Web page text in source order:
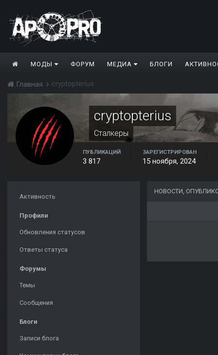
МОДЫ ФОРУМ МЕДИА БЛОГИ
Главная cryptopterius
cryptopterius
Сталкеры
ПУБЛИКАЦИЙ
3 817
ЗАРЕГИСТРИРОВАН
15 ноября, 2024
Активность
Профили
Обновления статусов
Ответы статуса
Форумы
Темы
Сообщения
Блоги
Записи блога
НОВОСТИ,